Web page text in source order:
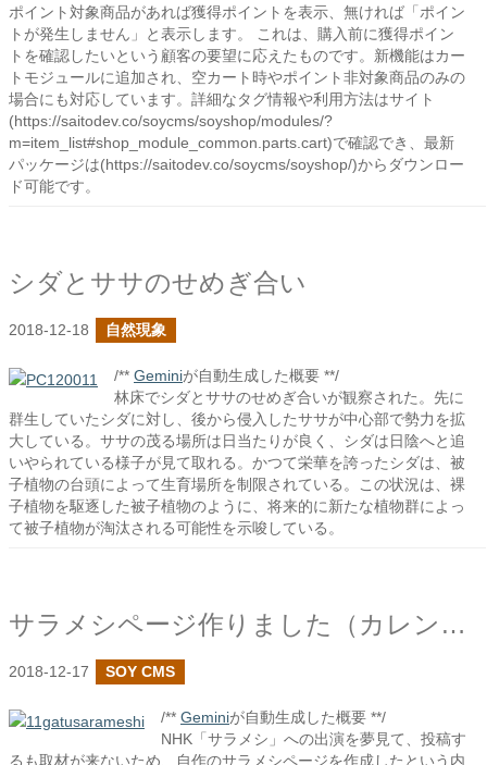
ポイント対象商品があれば獲得ポイントを表示、無ければ「ポイン
トが発生しません」と表示します。 これは、購入前に獲得ポイン
トを確認したいという顧客の要望に応えたものです。新機能はカー
トモジュールに追加され、空カート時やポイント非対象商品のみの
場合にも対応しています。詳細なタグ情報や利用方法はサイト
(https://saitodev.co/soycms/soyshop/modules/?
m=item_list#shop_module_common.parts.cart)で確認でき、最新
パッケージは(https://saitodev.co/soycms/soyshop/)からダウンロー
ド可能です。
シダとササのせめぎ合い
2018-12-18 自然現象
/** Geminiが自動生成した概要 **/
林床でシダとササのせめぎ合いが観察された。先に
群生していたシダに対し、後から侵入したササが中心部で勢力を拡
大している。ササの茂る場所は日当たりが良く、シダは日陰へと追
いやられている様子が見て取れる。かつて栄華を誇ったシダは、被
子植物の台頭によって生育場所を制限されている。この状況は、裸
子植物を駆逐した被子植物のように、将来的に新たな植物群によっ
て被子植物が淘汰される可能性を示唆している。
サラメシページ作りました（カレンダー形式/ 予約サイト作成）。
2018-12-17 SOY CMS
/** Geminiが自動生成した概要 **/
NHK「サラメシ」への出演を夢見て、投稿す
るも取材が来ないため、自作のサラメシページを作成したという内